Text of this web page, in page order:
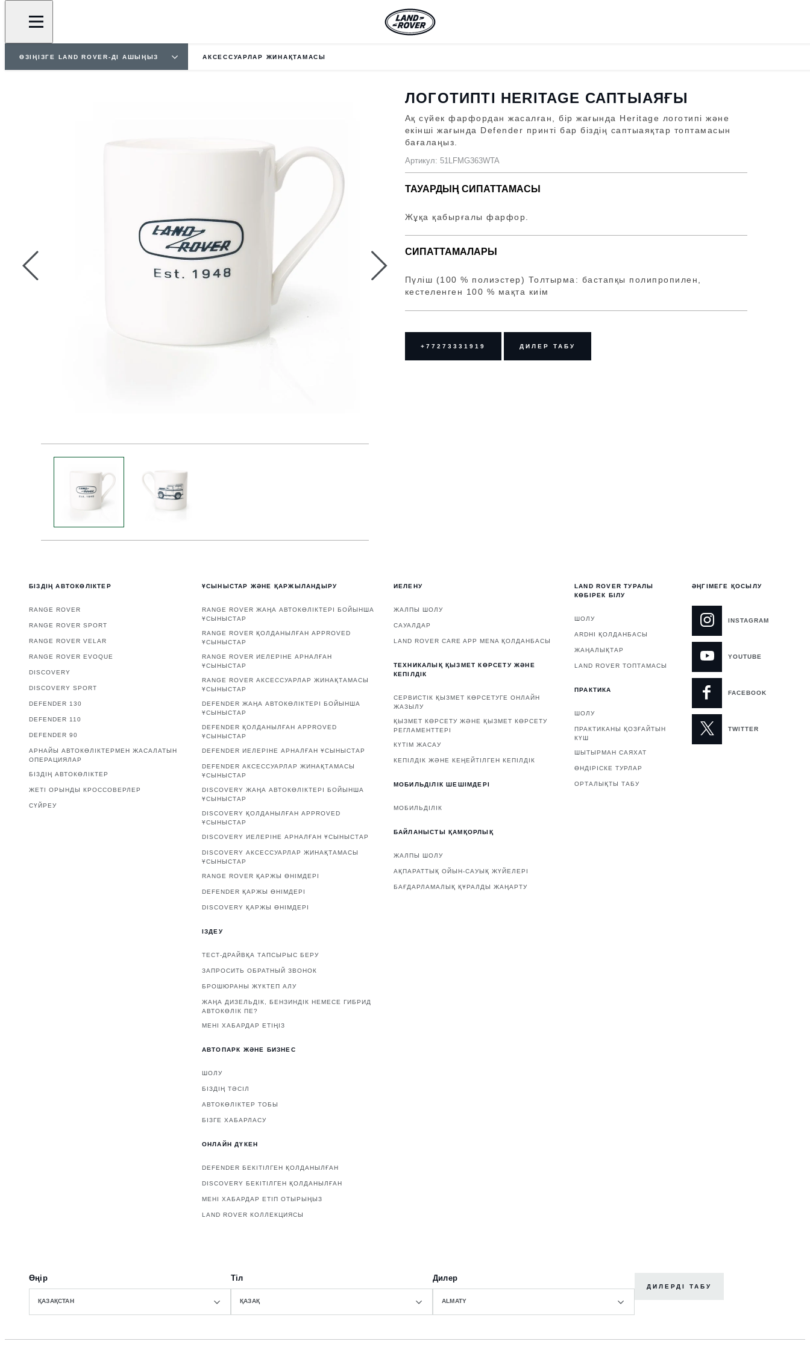
ӨЗІҢІЗГЕ LAND ROVER-ДІ АШЫҢЫЗ АКСЕССУАРЛАР ЖИНАҚТАМАСЫ
ЛОГОТИПТІ HERITAGE САПТЫАЯҒЫ
Ақ сүйек фарфордан жасалған, бір жағында Heritage логотипі және
екінші жағында Defender принті бар біздің саптыаяқтар топтамасын
бағалаңыз.
Артикул: 51LFMG363WTA
ТАУАРДЫҢ СИПАТТАМАСЫ
Жұқа қабырғалы фарфор.
СИПАТТАМАЛАРЫ
Пүліш (100 % полиэстер) Толтырма: бастапқы полипропилен,
кестеленген 100 % мақта киім
+77273331919 ДИЛЕР ТАБУ
БІЗДІҢ АВТОКӨЛІКТЕР
RANGE ROVER
RANGE ROVER SPORT
RANGE ROVER VELAR
RANGE ROVER EVOQUE
DISCOVERY
DISCOVERY SPORT
DEFENDER 130
DEFENDER 110
DEFENDER 90
АРНАЙЫ АВТОКӨЛІКТЕРМЕН ЖАСАЛАТЫН
ОПЕРАЦИЯЛАР
БІЗДІҢ АВТОКӨЛІКТЕР
ЖЕТІ ОРЫНДЫ КРОССОВЕРЛЕР
СҮЙРЕУ
ҰСЫНЫСТАР ЖӘНЕ ҚАРЖЫЛАНДЫРУ
RANGE ROVER ЖАҢА АВТОКӨЛІКТЕРІ БОЙЫНША
ҰСЫНЫСТАР
RANGE ROVER ҚОЛДАНЫЛҒАН APPROVED
ҰСЫНЫСТАР
RANGE ROVER ИЕЛЕРІНЕ АРНАЛҒАН
ҰСЫНЫСТАР
RANGE ROVER АКСЕССУАРЛАР ЖИНАҚТАМАСЫ
ҰСЫНЫСТАР
DEFENDER ЖАҢА АВТОКӨЛІКТЕРІ БОЙЫНША
ҰСЫНЫСТАР
DEFENDER ҚОЛДАНЫЛҒАН APPROVED
ҰСЫНЫСТАР
DEFENDER ИЕЛЕРІНЕ АРНАЛҒАН ҰСЫНЫСТАР
DEFENDER АКСЕССУАРЛАР ЖИНАҚТАМАСЫ
ҰСЫНЫСТАР
DISCOVERY ЖАҢА АВТОКӨЛІКТЕРІ БОЙЫНША
ҰСЫНЫСТАР
DISCOVERY ҚОЛДАНЫЛҒАН APPROVED
ҰСЫНЫСТАР
DISCOVERY ИЕЛЕРІНЕ АРНАЛҒАН ҰСЫНЫСТАР
DISCOVERY АКСЕССУАРЛАР ЖИНАҚТАМАСЫ
ҰСЫНЫСТАР
RANGE ROVER ҚАРЖЫ ӨНІМДЕРІ
DEFENDER ҚАРЖЫ ӨНІМДЕРІ
DISCOVERY ҚАРЖЫ ӨНІМДЕРІ
ІЗДЕУ
ТЕСТ-ДРАЙВҚА ТАПСЫРЫС БЕРУ
ЗАПРОСИТЬ ОБРАТНЫЙ ЗВОНОК
БРОШЮРАНЫ ЖҮКТЕП АЛУ
ЖАҢА ДИЗЕЛЬДІК, БЕНЗИНДІК НЕМЕСЕ ГИБРИД
АВТОКӨЛІК ПЕ?
МЕНІ ХАБАРДАР ЕТІҢІЗ
АВТОПАРК ЖӘНЕ БИЗНЕС
ШОЛУ
БІЗДІҢ ТӘСІЛ
АВТОКӨЛІКТЕР ТОБЫ
БІЗГЕ ХАБАРЛАСУ
ОНЛАЙН ДҮКЕН
DEFENDER БЕКІТІЛГЕН ҚОЛДАНЫЛҒАН
DISCOVERY БЕКІТІЛГЕН ҚОЛДАНЫЛҒАН
МЕНІ ХАБАРДАР ЕТІП ОТЫРЫҢЫЗ
LAND ROVER КОЛЛЕКЦИЯСЫ
ИЕЛЕНУ
ЖАЛПЫ ШОЛУ
САУАЛДАР
LAND ROVER CARE APP MENA ҚОЛДАНБАСЫ
ТЕХНИКАЛЫҚ ҚЫЗМЕТ КӨРСЕТУ ЖӘНЕ
КЕПІЛДІК
СЕРВИСТІК ҚЫЗМЕТ КӨРСЕТУГЕ ОНЛАЙН
ЖАЗЫЛУ
ҚЫЗМЕТ КӨРСЕТУ ЖӘНЕ ҚЫЗМЕТ КӨРСЕТУ
РЕГЛАМЕНТТЕРІ
КҮТІМ ЖАСАУ
КЕПІЛДІК ЖӘНЕ КЕҢЕЙТІЛГЕН КЕПІЛДІК
МОБИЛЬДІЛІК ШЕШІМДЕРІ
МОБИЛЬДІЛІК
БАЙЛАНЫСТЫ ҚАМҚОРЛЫҚ
ЖАЛПЫ ШОЛУ
АҚПАРАТТЫҚ ОЙЫН-САУЫҚ ЖҮЙЕЛЕРІ
БАҒДАРЛАМАЛЫҚ ҚҰРАЛДЫ ЖАҢАРТУ
LAND ROVER ТУРАЛЫ
КӨБІРЕК БІЛУ
ШОЛУ
ARDHI ҚОЛДАНБАСЫ
ЖАҢАЛЫҚТАР
LAND ROVER ТОПТАМАСЫ
ПРАКТИКА
ШОЛУ
ПРАКТИКАНЫ ҚОЗҒАЙТЫН
КҮШ
ШЫТЫРМАН САЯХАТ
ӨНДІРІСКЕ ТУРЛАР
ОРТАЛЫҚТЫ ТАБУ
ӘҢГІМЕГЕ ҚОСЫЛУ
INSTAGRAM
YOUTUBE
FACEBOOK
TWITTER
Өңір
ҚАЗАҚСТАН
Тіл
ҚАЗАҚ
Дилер
ALMATY
ДИЛЕРДІ ТАБУ